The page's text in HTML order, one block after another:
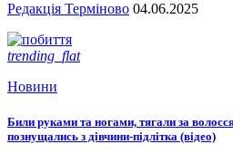
Редакція Терміново 04.06.2025
trending_flat
Новини
Били руками та ногами, тягали за
познущались з дівчини-підлітка (відео)